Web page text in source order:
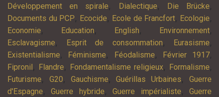
Développement en spirale, Dialectique, Die Brücke,
Documents du PCP, Ecocide, Ecole de Francfort, Ecologie,
Economie, Education, English, Environnement,
Esclavagisme, Esprit de consommation, Eurasisme,
Existentialisme, Féminisme, Féodalisme, Février 1917,
Fipronil , Flandre, Fondamentalisme religieux, Formalisme,
Futurisme, G20, Gauchisme,Guérillas Urbaines,Guerre
d'Espagne,Guerre hybride,Guerre impérialiste,Guerre